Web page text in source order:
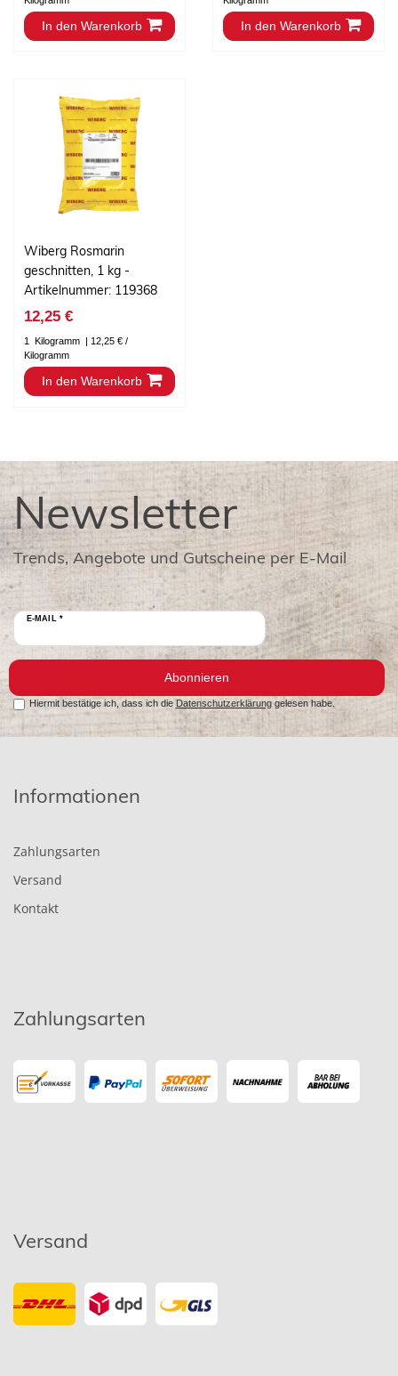
In den Warenkorb In den Warenkorb
Wiberg Rosmarin
geschnitten, 1 kg -
Artikelnummer: 119368
12,25 €
1 Kilogramm
| 12,25 € /
Kilogramm
In den Warenkorb
Newsletter
Trends, Angebote und Gutscheine per E-Mail
E-MAIL *
Abonnieren
Hiermit bestätige ich, dass ich die Datenschutzerklärunggelesen habe.
Informationen
Zahlungsarten
Versand
Kontakt
Zahlungsarten
Versand